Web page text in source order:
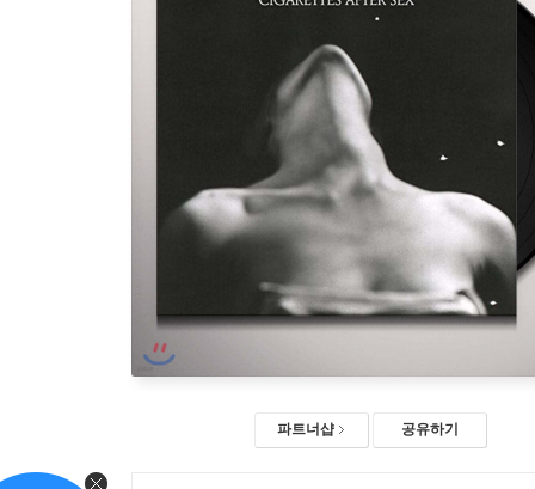
파트너샵 공유하기